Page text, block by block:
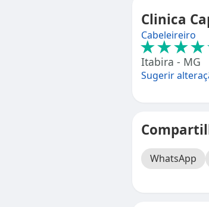
Clinica
Cabeleireiro
Itabira - MG
Sugerir
WhatsApp